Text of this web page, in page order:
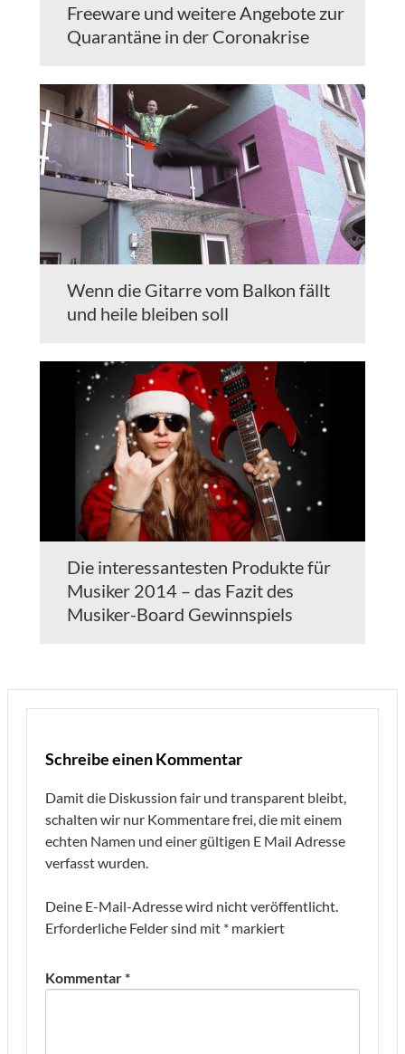
Freeware und weitere Angebote zur
Quarantäne in der Coronakrise
Wenn die Gitarre vom Balkon fällt
und heile bleiben soll
Die interessantesten Produkte für
Musiker 2014 – das Fazit des
Musiker-Board Gewinnspiels
Schreibe einen Kommentar
Damit die Diskussion fair und transparent bleibt,
schalten wir nur Kommentare frei, die mit einem
echten Namen und einer gültigen E Mail Adresse
verfasst wurden.
Deine E-Mail-Adresse wird nicht veröffentlicht.
Erforderliche Felder sind mit * markiert
Kommentar*